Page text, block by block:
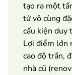
tạo ra một
tử vô cùng
cấu kiện duy
Lợi điểm lớn
cao độ trần,
nhà cũ